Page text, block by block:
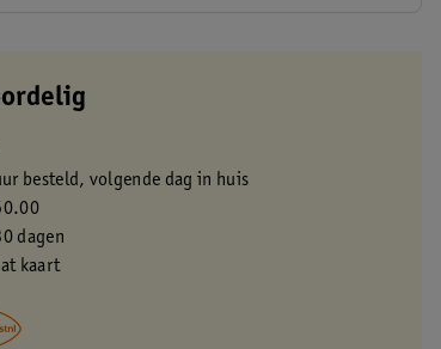
besteld, volgende dag in huis
dagen
kaart